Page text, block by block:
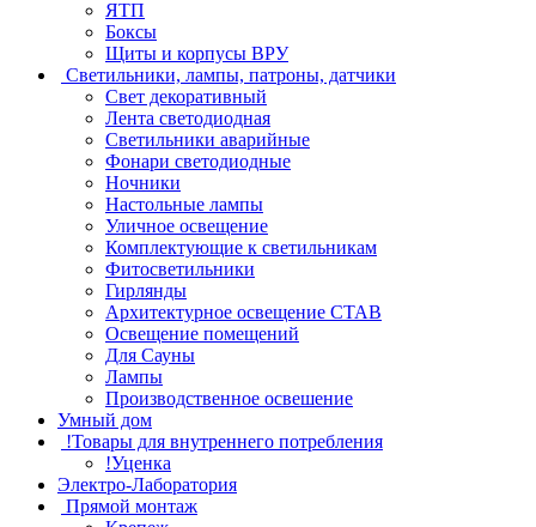
ЯТП
Боксы
Щиты и корпусы ВРУ
Светильники, лампы, патроны, датчики
Свет декоративный
Лента светодиодная
Светильники аварийные
Фонари светодиодные
Ночники
Настольные лампы
Уличное освещение
Комплектующие к светильникам
Фитосветильники
Гирлянды
Архитектурное освещение СТАВ
Освещение помещений
Для Сауны
Лампы
Производственное освешение
Умный дом
!Товары для внутреннего потребления
!Уценка
Электро-Лаборатория
Прямой монтаж